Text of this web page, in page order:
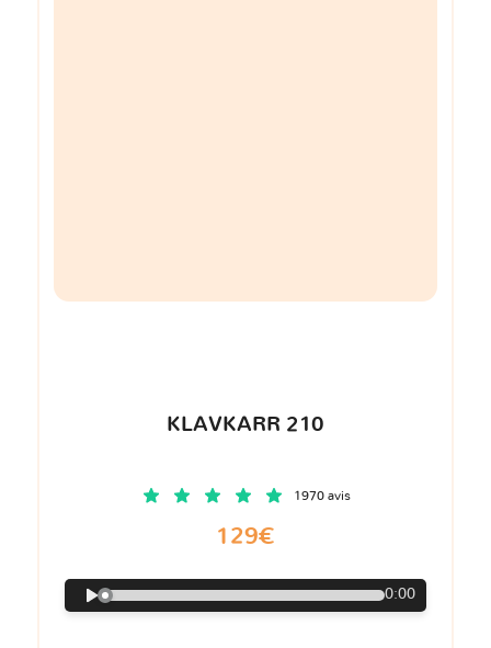
KLAVKARR 210
1970 avis
129€
0:00